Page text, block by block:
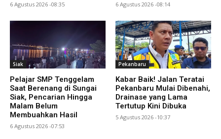
6 Agustus 2026 -08:35 6 Agustus 2026 -08:14
Siak
Pelajar SMP Tenggelam
Saat Berenang di Sungai
Siak, Pencarian Hingga
Malam Belum
Membuahkan Hasil
6 Agustus 2026 -07:53
Pekanbaru
Kabar Baik! Jalan Teratai
Pekanbaru Mulai Dibenahi,
Drainase yang Lama
Tertutup Kini Dibuka
5 Agustus 2026 -10:37